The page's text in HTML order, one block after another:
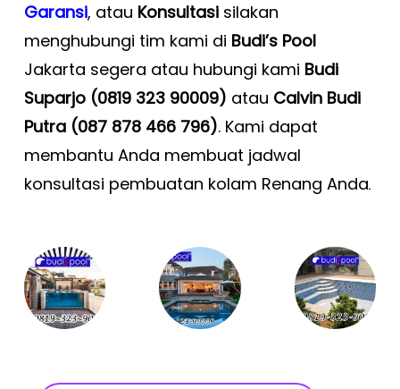
Garansi, atau Konsultasisilakan
menghubungi tim kami di Budi’s Pool
Jakarta segera atau hubungi kami Budi
Suparjo (0819 323 90009) atau Calvin Budi
Putra (087 878 466 796). Kami dapat
membantu Anda membuat jadwal
konsultasi pembuatan kolam Renang Anda.